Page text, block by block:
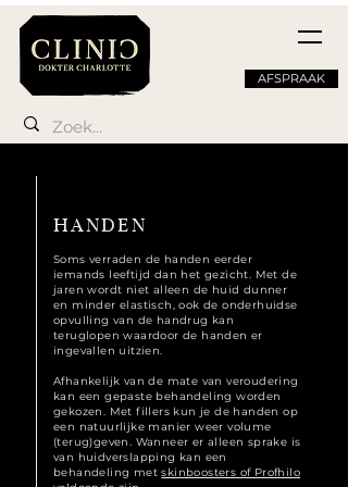
AFSPRAAK
HANDEN
Soms verraden de handen eerder
iemands leeftijd dan het gezicht. Met de
jaren wordt niet alleen de huid dunner
en minder elastisch, ook de onderhuidse
opvulling van de handrug kan
teruglopen waardoor de handen er
ingevallen uitzien.
Afhankelijk van de mate van veroudering
kan een gepaste behandeling worden
gekozen. Met fillers kun je de handen op
een natuurlijke manier weer volume
(terug)geven. Wanneer er alleen sprake is
van huidverslapping kan een
behandeling metskinboosters of Profhilo